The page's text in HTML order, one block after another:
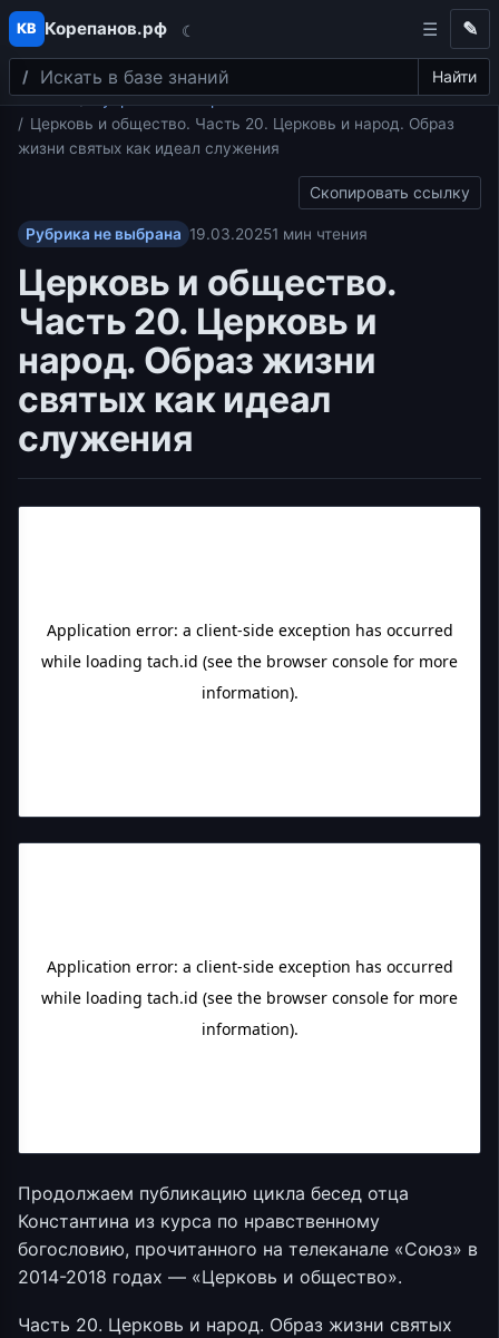
Перейти к содержимому
КВ Корепанов.рф ☾
Поиск Найти
✎
Главная
Рубрика не выбрана
Церковь и общество. Часть 20. Церковь и народ. Образ
жизни святых как идеал служения
Скопировать ссылку
Рубрика не выбрана 19.03.20251 мин чтения
Церковь и общество.
Часть 20. Церковь и
народ. Образ жизни
святых как идеал
служения
Продолжаем публикацию цикла бесед отца
Константина из курса по нравственному
богословию, прочитанного на телеканале «Союз» в
2014-2018 годах — «Церковь и общество».
Часть 20. Церковь и народ. Образ жизни святых